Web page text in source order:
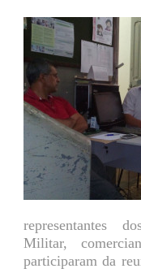
representantes
Militar,
participaram da